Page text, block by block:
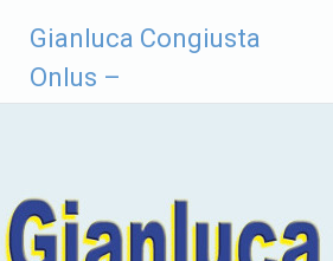
contenuto
Gianluca Congiusta
Onlus –